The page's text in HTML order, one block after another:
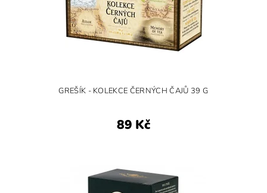
GREŠÍK - KOLEKCE ČERNÝCH ČAJŮ 39 G
89 Kč